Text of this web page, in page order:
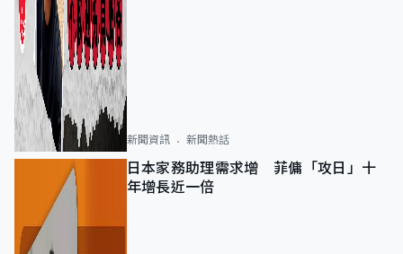
新聞資訊 新聞熱話
日本家務助理需求增 菲傭「攻日」十
年增長近一倍